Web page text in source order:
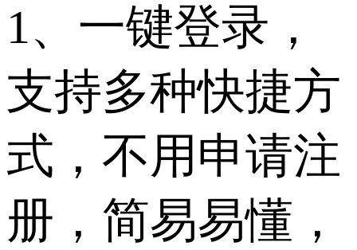
1、一键登录，
支持多种快捷方
式，不用申请注
册，简易易懂，